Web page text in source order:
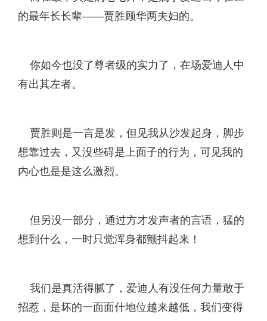
的最年长长辈——贾胜顾华两夫妇的。
你如今也没了尊者级的实力了，在场爱迪人中
有出其左者。
贾胜则是一言是发，但见我从沙发起身，脚步
想靠过去，又没些碍是上面子的行为，可见我的
内心也是是这么激烈。
但另没一部分，通过方才发声者的言语，猛的
想到什么，一时只觉浑身都颤抖起来！
我们是真活得腻了，爱迪人有没任何力量敢于
招惹，是坏的一面面什地位越来越低，我们变得